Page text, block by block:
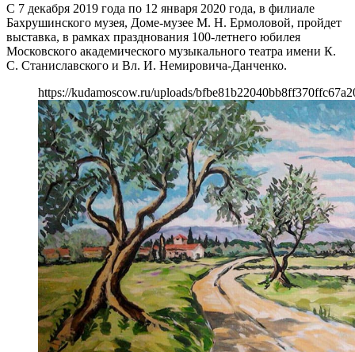
С 7 декабря 2019 года по 12 января 2020 года, в филиале
Бахрушинского музея, Доме-музее М. Н. Ермоловой, пройдет
выставка, в рамках празднования 100-летнего юбилея
Московского академического музыкального театра имени К.
С. Станиславского и Вл. И. Немировича-Данченко.
https://kudamoscow.ru/uploads/